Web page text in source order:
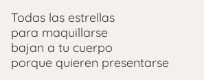
Todas las estrellas
para maquillarse
bajan a tu cuerpo
porque quieren presentarse